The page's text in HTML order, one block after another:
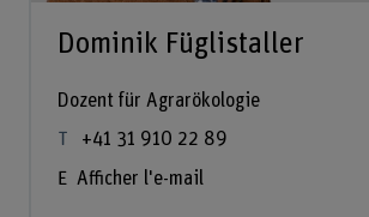
Dominik Füglistaller
Dozent für Agrarökologie
+41 31 910 22 89
Afficher l'e-mail